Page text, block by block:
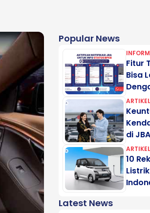
Popular News
Fitur
Bisa
ARTIKEL
di
ARTIKEL
10
Latest News